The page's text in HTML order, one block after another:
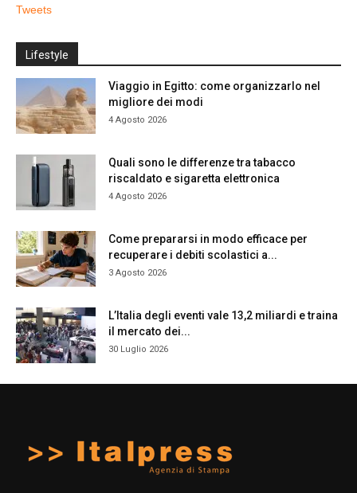
Tweets
Lifestyle
Viaggio in Egitto: come organizzarlo nel
migliore dei modi
4 Agosto 2026
Quali sono le differenze tra tabacco
riscaldato e sigaretta elettronica
4 Agosto 2026
Come prepararsi in modo efficace per
recuperare i debiti scolastici a...
3 Agosto 2026
L’Italia degli eventi vale 13,2 miliardi e traina
il mercato dei...
30 Luglio 2026